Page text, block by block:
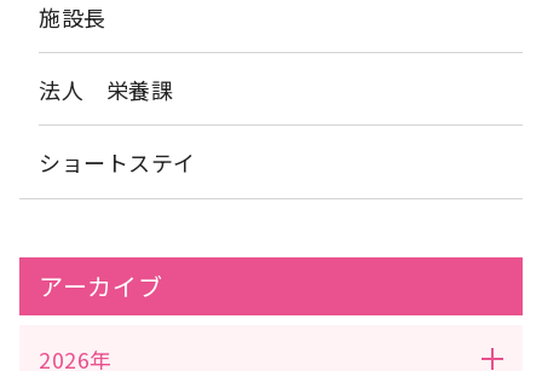
施設長
法人 栄養課
ショートステイ
アーカイブ
2026年